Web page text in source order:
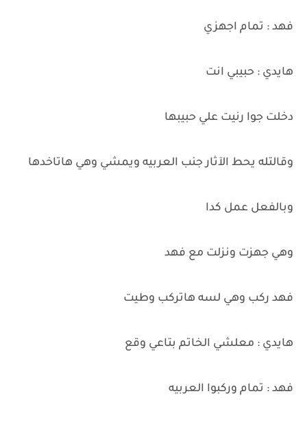
فهد : تمام اجهزي
هايدي : حبيبي انت
دخلت جوا رنيت علي حبيبها
وقالتله يحط الآثار جنب العربيه ويمشي وهي هاتاخدها
وبالفعل عمل كدا
وهي جهزت ونزلت مع فهد
فهد ركب وهي لسه هاتركب وطيت
هايدي : معلشي الخاتم بتاعي وقع
فهد : تمام وركبوا العربيه